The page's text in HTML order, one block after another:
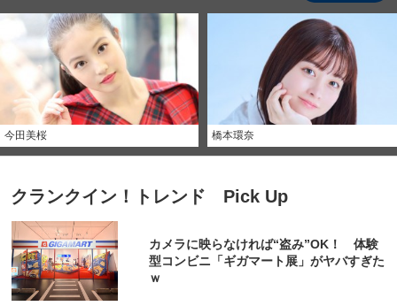
今田美桜 橋本環奈
クランクイン！トレンド Pick Up
カメラに映らなければ“盗み”OK！ 体験
型コンビニ「ギガマート展」がヤバすぎた
ｗ